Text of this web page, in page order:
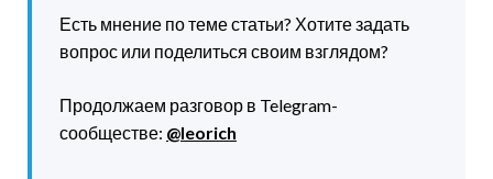
Есть мнение по теме статьи? Хотите задать
вопрос или поделиться своим взглядом?
Продолжаем разговор в Telegram-
сообществе: @leorich